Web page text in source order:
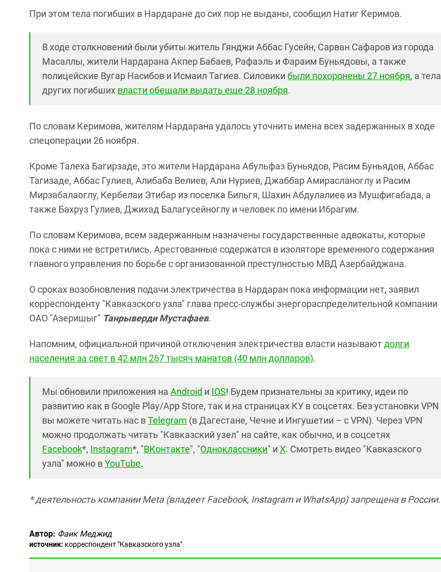
При этом тела погибших в Нардаране до сих пор не выданы, сообщил Натиг Керимов.
В ходе столкновений были убиты житель Гянджи Аббас Гусейн, Сарван Сафаров из города
Масаллы, жители Нардарана Акпер Бабаев, Рафаэль и Фараим Буньядовы, а также
полицейские Вугар Насибов и Исмаил Тагиев. Силовики были похоронены 27 ноября, а тела
других погибших власти обещали выдать еще 28 ноября.
По словам Керимова, жителям Нардарана удалось уточнить имена всех задержанных в ходе
спецоперации 26 ноября.
Кроме Талеха Багирзаде, это жители Нардарана Абульфаз Буньядов, Расим Буньядов, Аббас
Тагизаде, Аббас Гулиев, Алибаба Велиев, Али Нуриев, Джаббар Амирасланоглу и Расим
Мирзабалаоглу, Кербелаи Этибар из поселка Бильгя, Шахин Абдулалиев из Мушфигабада, а
также Бахруз Гулиев, Джихад Балагусейноглу и человек по имени Ибрагим.
По словам Керимова, всем задержанным назначены государственные адвокаты, которые
пока с ними не встретились. Арестованные содержатся в изоляторе временного содержания
главного управления по борьбе с организованной преступностью МВД Азербайджана.
О сроках возобновления подачи электричества в Нардаран пока информации нет, заявил
корреспонденту "Кавказского узла" глава пресс-службы энергораспределительной компании
ОАО "Азеришыг" Танрыверди Мустафаев.
Напомним, официальной причиной отключения электричества власти называютдолги
населения за свет в 42 млн 267 тысяч манатов (40 млн долларов).
Мы обновили приложения на Android и IOS! Будем признательны за критику, идеи по
развитию как в Google Play/App Store, так и на страницах КУ в соцсетях. Без установки VPN
вы можете читать нас вTelegram (в Дагестане, Чечне и Ингушетии – с VPN). Через VPN
можно продолжать читать "Кавказский узел" на сайте, как обычно, и в соцсетях
Facebook*, Instagram*, "ВКонтакте", "Одноклассники" и X. Смотреть видео "Кавказского
узла" можно вYouTube.
* деятельность компании Meta (владеет Facebook, Instagram и WhatsApp) запрещена в России.
Автор: Фаик Меджид
источник: корреспондент "Кавказского узла"